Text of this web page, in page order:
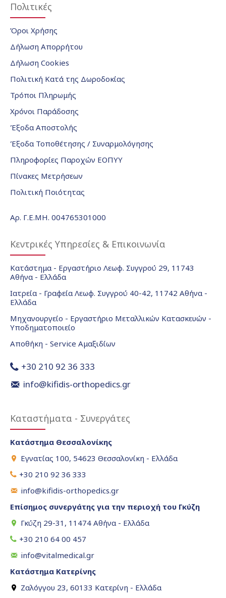
Πολιτικές
Όροι Χρήσης
Δήλωση Απορρήτου
Δήλωση Cookies
Πολιτική Κατά της Δωροδοκίας
Τρόποι Πληρωμής
Χρόνοι Παράδοσης
Έξοδα Αποστολής
Έξοδα Τοποθέτησης / Συναρμολόγησης
Πληροφορίες Παροχών ΕΟΠΥΥ
Πίνακες Μετρήσεων
Πολιτική Ποιότητας
Αρ. Γ.Ε.ΜΗ. 004765301000
Κεντρικές Υπηρεσίες & Επικοινωνία
Κατάστημα - Εργαστήριο Λεωφ. Συγγρού 29, 11743
Αθήνα - Ελλάδα
Ιατρεία - Γραφεία Λεωφ. Συγγρού 40-42, 11742 Αθήνα -
Ελλάδα
Μηχανουργείο - Εργαστήριο Μεταλλικών Κατασκευών -
Υποδηματοποιείο
Αποθήκη - Service Αμαξιδίων
+30 210 92 36 333
info@kifidis-orthopedics.gr
Καταστήματα - Συνεργάτες
Κατάστημα Θεσσαλονίκης
Εγνατίας 100, 54623 Θεσσαλονίκη - Ελλάδα
+30 210 92 36 333
info@kifidis-orthopedics.gr
Επίσημος συνεργάτης για την περιοχή του Γκύζη
Γκύζη 29-31, 11474 Αθήνα - Ελλάδα
+30 210 64 00 457
info@vitalmedical.gr
Κατάστημα Κατερίνης
Ζαλόγγου 23, 60133 Κατερίνη - Ελλάδα